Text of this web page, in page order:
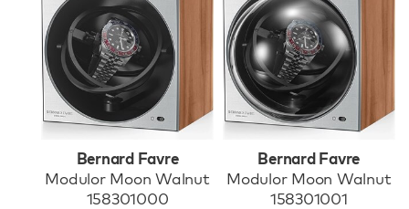
Bernard Favre
Modulor Moon Walnut
158301000
Bernard Favre
Modulor Moon Walnut
158301001